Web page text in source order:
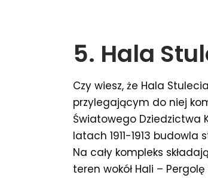
5. Hala
Czy wiesz, że Hala
przylegającym do niej
Światowego Dziedzictwa
latach 1911-1913
Na cały kompleks
teren wokół Hali –